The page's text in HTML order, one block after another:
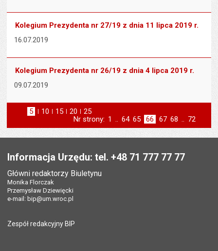
Kolegium Prezydenta nr 27/19 z dnia 11 lipca 2019 r.
16.07.2019
Kolegium Prezydenta nr 26/19 z dnia 4 lipca 2019 r.
09.07.2019
5 elementów na stronie
10 elementów
na stronie
15 elementów
na stronie
20 elementów
na stronie
25
na stronie
Nr strony: Strona
1 .. Strona
64 Strona
65 Strona
66 Strona
67 Strona
68 .. Strona
72
Informacja Urzędu: tel. +48 71 777 77 77
Główni redaktorzy Biuletynu
Monika Florczak
Przemysław Dziewięcki
e-mail: bip@um.wroc.pl
Zespół redakcyjny BIP